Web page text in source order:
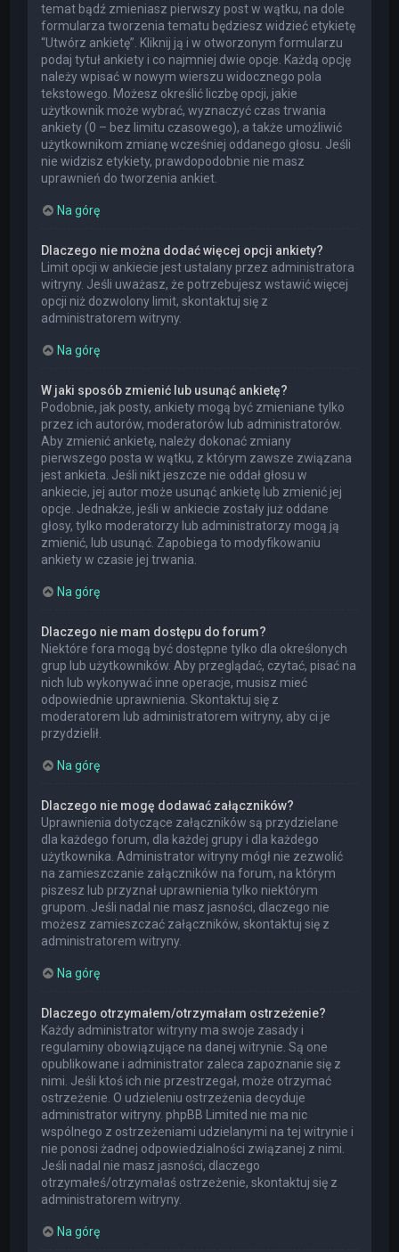
temat bądź zmieniasz pierwszy post w wątku, na dole
formularza tworzenia tematu będziesz widzieć etykietę
“Utwórz ankietę”. Kliknij ją i w otworzonym formularzu
podaj tytuł ankiety i co najmniej dwie opcje. Każdą opcję
należy wpisać w nowym wierszu widocznego pola
tekstowego. Możesz określić liczbę opcji, jakie
użytkownik może wybrać, wyznaczyć czas trwania
ankiety (0 – bez limitu czasowego), a także umożliwić
użytkownikom zmianę wcześniej oddanego głosu. Jeśli
nie widzisz etykiety, prawdopodobnie nie masz
uprawnień do tworzenia ankiet.
Na górę
Dlaczego nie można dodać więcej opcji ankiety?
Limit opcji w ankiecie jest ustalany przez administratora
witryny. Jeśli uważasz, że potrzebujesz wstawić więcej
opcji niż dozwolony limit, skontaktuj się z
administratorem witryny.
Na górę
W jaki sposób zmienić lub usunąć ankietę?
Podobnie, jak posty, ankiety mogą być zmieniane tylko
przez ich autorów, moderatorów lub administratorów.
Aby zmienić ankietę, należy dokonać zmiany
pierwszego posta w wątku, z którym zawsze związana
jest ankieta. Jeśli nikt jeszcze nie oddał głosu w
ankiecie, jej autor może usunąć ankietę lub zmienić jej
opcje. Jednakże, jeśli w ankiecie zostały już oddane
głosy, tylko moderatorzy lub administratorzy mogą ją
zmienić, lub usunąć. Zapobiega to modyfikowaniu
ankiety w czasie jej trwania.
Na górę
Dlaczego nie mam dostępu do forum?
Niektóre fora mogą być dostępne tylko dla określonych
grup lub użytkowników. Aby przeglądać, czytać, pisać na
nich lub wykonywać inne operacje, musisz mieć
odpowiednie uprawnienia. Skontaktuj się z
moderatorem lub administratorem witryny, aby ci je
przydzielił.
Na górę
Dlaczego nie mogę dodawać załączników?
Uprawnienia dotyczące załączników są przydzielane
dla każdego forum, dla każdej grupy i dla każdego
użytkownika. Administrator witryny mógł nie zezwolić
na zamieszczanie załączników na forum, na którym
piszesz lub przyznał uprawnienia tylko niektórym
grupom. Jeśli nadal nie masz jasności, dlaczego nie
możesz zamieszczać załączników, skontaktuj się z
administratorem witryny.
Na górę
Dlaczego otrzymałem/otrzymałam ostrzeżenie?
Każdy administrator witryny ma swoje zasady i
regulaminy obowiązujące na danej witrynie. Są one
opublikowane i administrator zaleca zapoznanie się z
nimi. Jeśli ktoś ich nie przestrzegał, może otrzymać
ostrzeżenie. O udzieleniu ostrzeżenia decyduje
administrator witryny. phpBB Limited nie ma nic
wspólnego z ostrzeżeniami udzielanymi na tej witrynie i
nie ponosi żadnej odpowiedzialności związanej z nimi.
Jeśli nadal nie masz jasności, dlaczego
otrzymałeś/otrzymałaś ostrzeżenie, skontaktuj się z
administratorem witryny.
Na górę